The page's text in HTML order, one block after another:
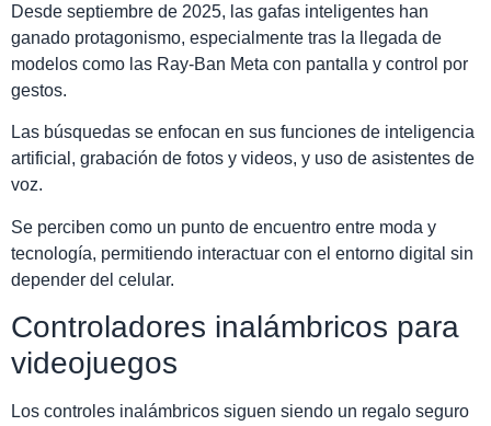
Desde septiembre de 2025, las gafas inteligentes han
ganado protagonismo, especialmente tras la llegada de
modelos como las Ray-Ban Meta con pantalla y control por
gestos.
Las búsquedas se enfocan en sus funciones de inteligencia
artificial, grabación de fotos y videos, y uso de asistentes de
voz.
Se perciben como un punto de encuentro entre moda y
tecnología, permitiendo interactuar con el entorno digital sin
depender del celular.
Controladores inalámbricos para
videojuegos
Los controles inalámbricos siguen siendo un regalo seguro